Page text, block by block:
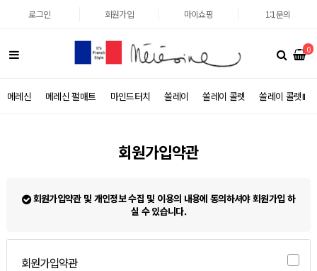
로그인 회원가입 마이쇼핑 1:1문의
0
메레신 메레신 펄매트 마인드터치 쏠레이 쏠레이 콜렛 쏠레이 콜렛II
회원가입약관
회원가입약관 및 개인정보 수집 및 이용의 내용에 동의하셔야 회원가입 하
실 수 있습니다.
회원가입약관